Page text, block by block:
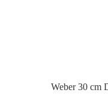
Weber 30 cm